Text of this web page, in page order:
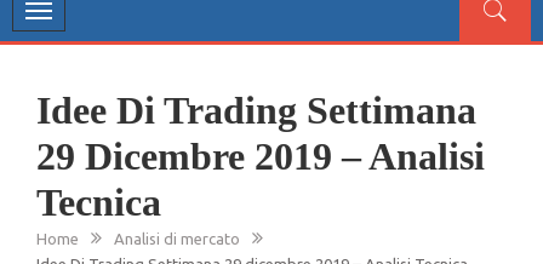
Toggle
navigation
Idee Di Trading Settimana
29 Dicembre 2019 – Analisi
Tecnica
Home
Analisi di mercato